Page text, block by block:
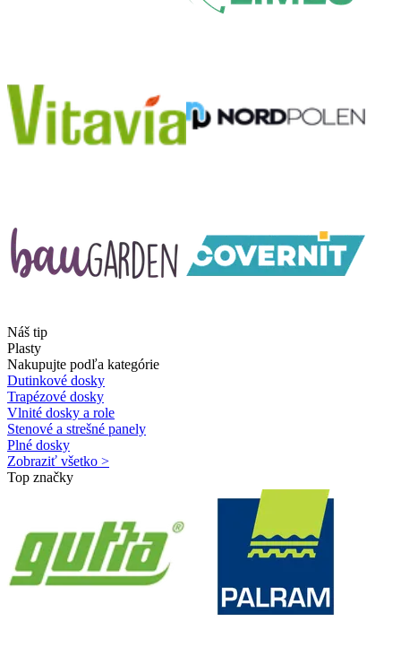
Náš tip
Plasty
Nakupujte podľa kategórie
Dutinkové dosky
Trapézové dosky
Vlnité dosky a role
Stenové a strešné panely
Plné dosky
Zobraziť všetko >
Top značky